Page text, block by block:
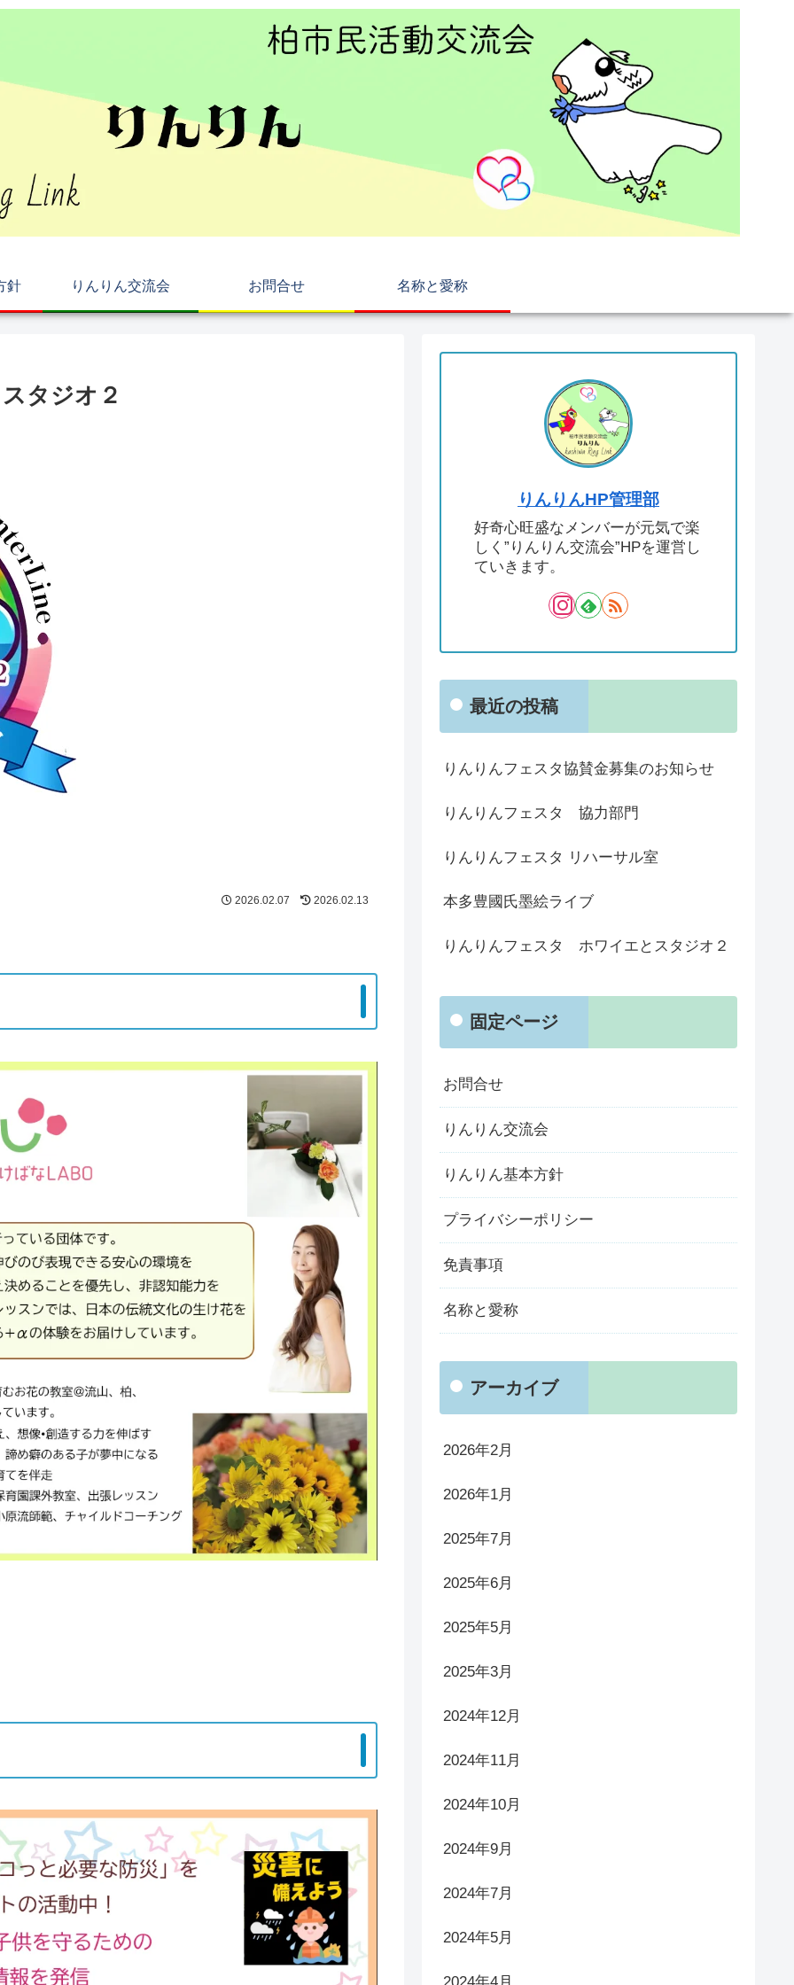
針 りんりん交流会 お問合せ 名称と愛称
タジオ２
2026.02.07 2026.02.13
りんりんHP管理部
好奇心旺盛なメンバーが元気で楽
しく”りんりん交流会”HPを運営し
ていきます。
最近の投稿
りんりんフェスタ協賛金募集のお知らせ
りんりんフェスタ 協力部門
りんりんフェスタ リハーサル室
本多豊國氏墨絵ライブ
りんりんフェスタ ホワイエとスタジオ２
固定ページ
お問合せ
りんりん交流会
りんりん基本方針
プライバシーポリシー
免責事項
名称と愛称
アーカイブ
2026年2月
2026年1月
2025年7月
2025年6月
2025年5月
2025年3月
2024年12月
2024年11月
2024年10月
2024年9月
2024年7月
2024年5月
2024年4月